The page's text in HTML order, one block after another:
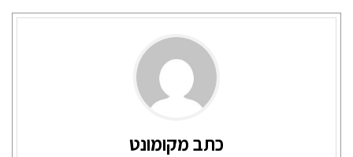
כתב מקומונט